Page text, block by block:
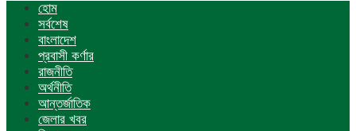
হোম
সর্বশেষ
বাংলাদেশ
প্রবাসী কর্ণার
রাজনীতি
অর্থনীতি
আন্তর্জাতিক
জেলার খবর